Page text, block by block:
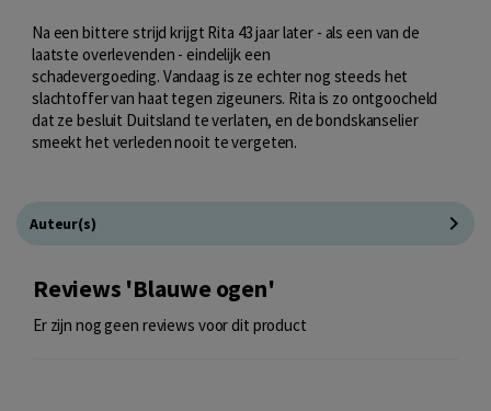
Na een bittere strijd krijgt Rita 43 jaar later - als een van de
laatste overlevenden - eindelijk een
schadevergoeding. Vandaag is ze echter nog steeds het
slachtoffer van haat tegen zigeuners. Rita is zo ontgoocheld
dat ze besluit Duitsland te verlaten, en de bondskanselier
smeekt het verleden nooit te vergeten.
Auteur(s)
Reviews 'Blauwe ogen'
Er zijn nog geen reviews voor dit product